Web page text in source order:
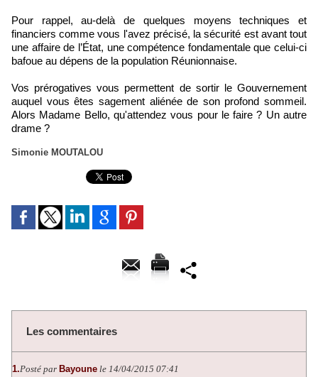
Pour rappel, au-delà de quelques moyens techniques et
financiers comme vous l'avez précisé, la sécurité est avant tout
une affaire de l’État, une compétence fondamentale que celui-ci
bafoue au dépens de la population Réunionnaise.
Vos prérogatives vous permettent de sortir le Gouvernement
auquel vous êtes sagement aliénée de son profond sommeil.
Alors Madame Bello, qu'attendez vous pour le faire ? Un autre
drame ?
Simonie MOUTALOU
Les commentaires
1.Posté par Bayoune le 14/04/2015 07:41